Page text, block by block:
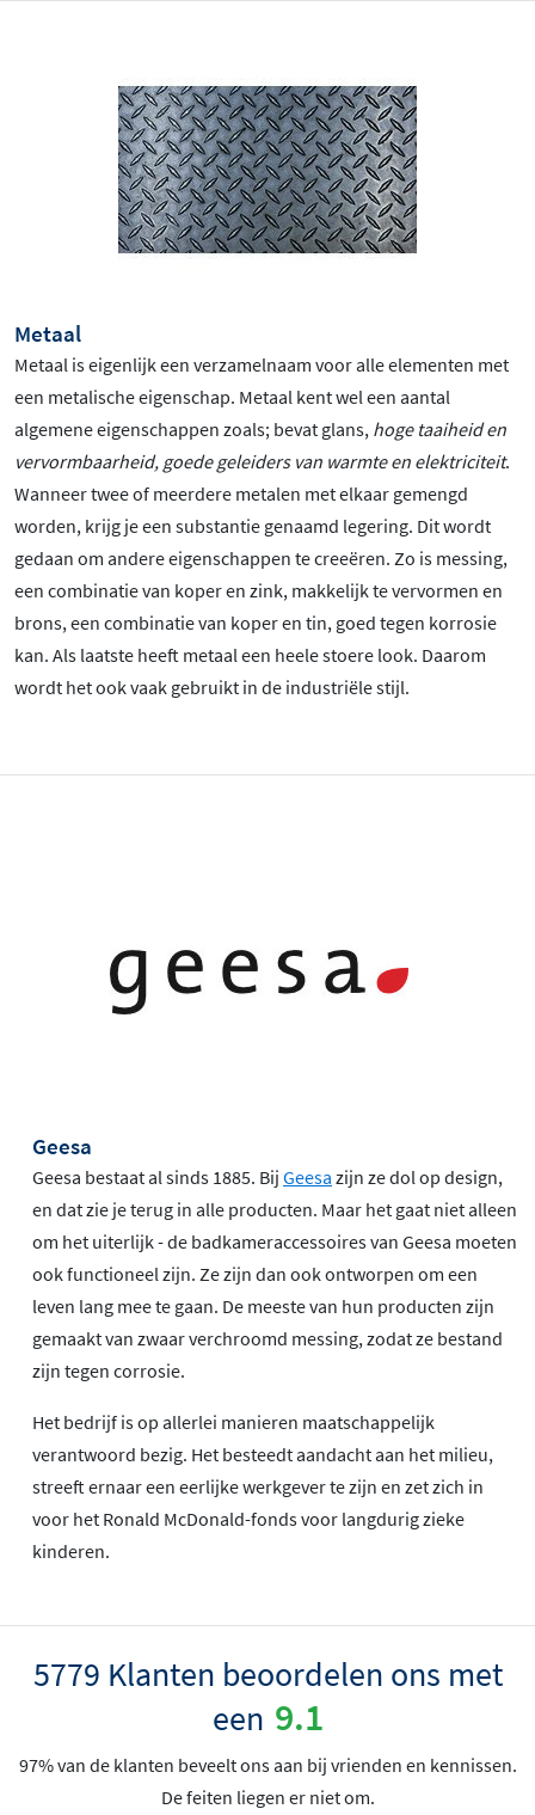
Metaal
Metaal is eigenlijk een verzamelnaam voor alle elementen met
een metalische eigenschap. Metaal kent wel een aantal
algemene eigenschappen zoals; bevat glans, hoge taaiheid en
vervormbaarheid, goede geleiders van warmte en elektriciteit.
Wanneer twee of meerdere metalen met elkaar gemengd
worden, krijg je een substantie genaamd legering. Dit wordt
gedaan om andere eigenschappen te creeëren. Zo is messing,
een combinatie van koper en zink, makkelijk te vervormen en
brons, een combinatie van koper en tin, goed tegen korrosie
kan. Als laatste heeft metaal een heele stoere look. Daarom
wordt het ook vaak gebruikt in de industriële stijl.
Geesa
Geesa bestaat al sinds 1885. Bij Geesa zijn ze dol op design,
en dat zie je terug in alle producten. Maar het gaat niet alleen
om het uiterlijk - de badkameraccessoires van Geesa moeten
ook functioneel zijn. Ze zijn dan ook ontworpen om een
leven lang mee te gaan. De meeste van hun producten zijn
gemaakt van zwaar verchroomd messing, zodat ze bestand
zijn tegen corrosie.
Het bedrijf is op allerlei manieren maatschappelijk
verantwoord bezig. Het besteedt aandacht aan het milieu,
streeft ernaar een eerlijke werkgever te zijn en zet zich in
voor het Ronald McDonald-fonds voor langdurig zieke
kinderen.
5779 Klanten beoordelen ons met
een 9.1
97% van de klanten beveelt ons aan bij vrienden en kennissen.
De feiten liegen er niet om.